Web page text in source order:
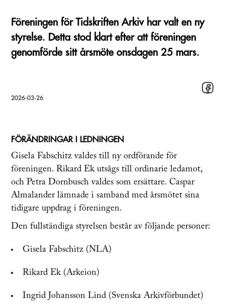
Föreningen för Tidskriften Arkiv har valt en ny
styrelse. Detta stod klart efter att föreningen
genomförde sitt årsmöte onsdagen 25 mars.
2026-03-26
FÖRÄNDRINGAR I LEDNINGEN
Gisela Fabschitz valdes till ny ordförande för
föreningen. Rikard Ek utsågs till ordinarie ledamot,
och Petra Dornbusch valdes som ersättare. Caspar
Almalander lämnade i samband med årsmötet sina
tidigare uppdrag i föreningen.
Den fullständiga styrelsen består av följande personer:
Gisela Fabschitz (NLA)
Rikard Ek (Arkeion)
Ingrid Johansson Lind (Svenska Arkivförbundet)